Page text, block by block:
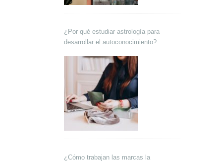
¿Por qué estudiar astrología para
desarrollar el autoconocimiento?
¿Cómo trabajan las marcas la